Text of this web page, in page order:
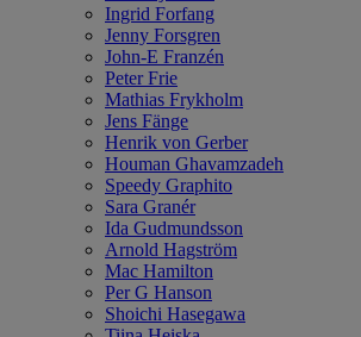
Ingrid Forfang
Jenny Forsgren
John-E Franzén
Peter Frie
Mathias Frykholm
Jens Fänge
Henrik von Gerber
Houman Ghavamzadeh
Speedy Graphito
Sara Granér
Ida Gudmundsson
Arnold Hagström
Mac Hamilton
Per G Hanson
Shoichi Hasegawa